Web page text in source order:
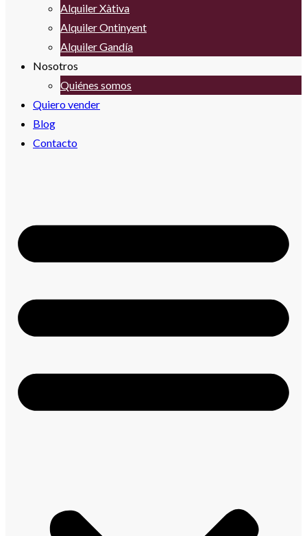
Alquiler Xàtiva
Alquiler Ontinyent
Alquiler Gandía
Nosotros
Quiénes somos
Quiero vender
Blog
Contacto